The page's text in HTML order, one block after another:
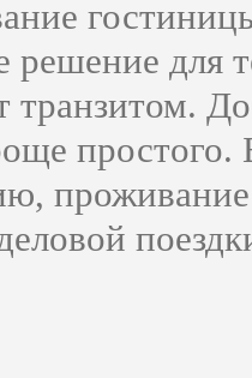
решение для
транзитом.
простого.
проживание